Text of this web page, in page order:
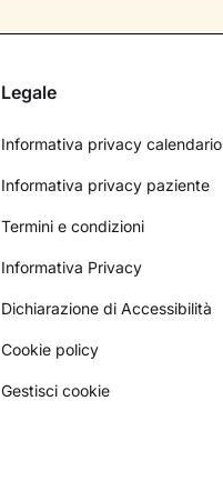
Legale
Informativa privacy calendario
Informativa privacy paziente
Termini e condizioni
Informativa Privacy
Dichiarazione di Accessibilità
Cookie policy
Gestisci cookie